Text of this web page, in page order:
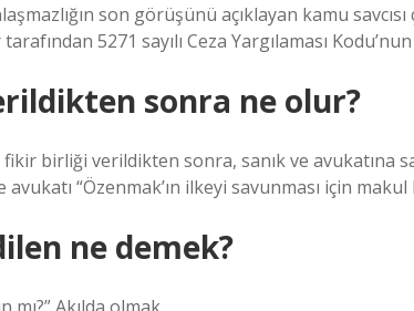
son görüşünü açıklayan kamu
5271 sayılı Ceza Yargılaması Kodu’nun
sonra ne olur?
birliği verildikten sonra, sanık ve avukatına
avukatı “Özenmak’ın ilkeyi savunması için
ne demek?